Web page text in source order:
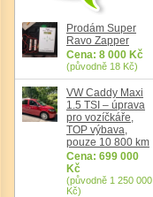
Prodám Super
Ravo Zapper
Cena: 8 000 Kč
(původně 18 Kč)
VW Caddy Maxi
1.5 TSI – úprava
pro vozíčkáře,
TOP výbava,
pouze 10 800 km
Cena: 699 000
Kč
(původně 1 250 000
Kč)